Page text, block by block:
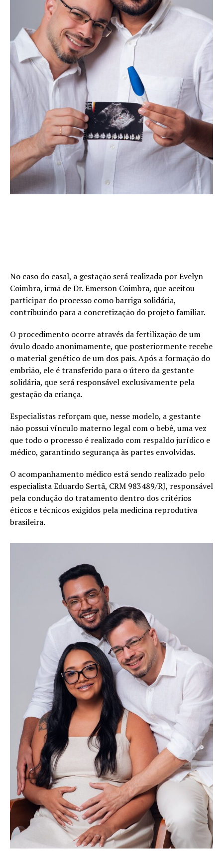
No caso do casal, a gestação será realizada por Evelyn
Coimbra, irmã de Dr. Emerson Coimbra, que aceitou
participar do processo como barriga solidária,
contribuindo para a concretização do projeto familiar.
O procedimento ocorre através da fertilização de um
óvulo doado anonimamente, que posteriormente recebe
o material genético de um dos pais. Após a formação do
embrião, ele é transferido para o útero da gestante
solidária, que será responsável exclusivamente pela
gestação da criança.
Especialistas reforçam que, nesse modelo, a gestante
não possui vínculo materno legal com o bebê, uma vez
que todo o processo é realizado com respaldo jurídico e
médico, garantindo segurança às partes envolvidas.
O acompanhamento médico está sendo realizado pelo
especialista Eduardo Sertã, CRM 983489/RJ, responsável
pela condução do tratamento dentro dos critérios
éticos e técnicos exigidos pela medicina reprodutiva
brasileira.